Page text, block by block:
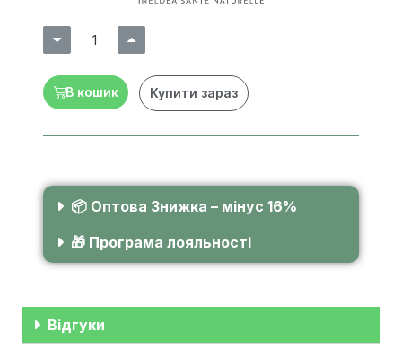
В кошик Купити зараз
📦 Оптова Знижка – мінус 16%
🎁 Програма лояльності
Відгуки